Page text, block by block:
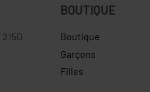
BOUTIQUE
Boutique
Garçons
Filles